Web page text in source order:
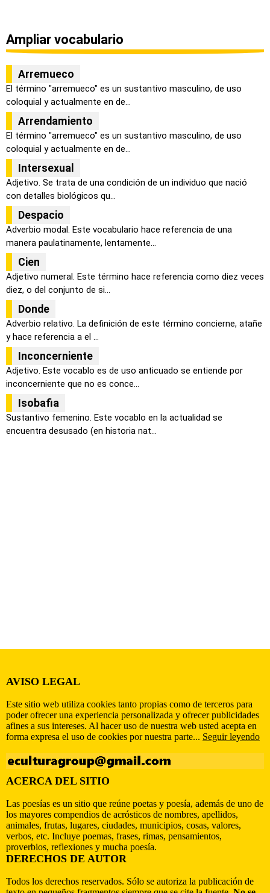
Ampliar vocabulario
Arremueco
El término "arremueco" es un sustantivo masculino, de uso
coloquial y actualmente en de...
Arrendamiento
El término "arremueco" es un sustantivo masculino, de uso
coloquial y actualmente en de...
Intersexual
Adjetivo. Se trata de una condición de un individuo que nació
con detalles biológicos qu...
Despacio
Adverbio modal. Este vocabulario hace referencia de una
manera paulatinamente, lentamente...
Cien
Adjetivo numeral. Este término hace referencia como diez veces
diez, o del conjunto de si...
Donde
Adverbio relativo. La definición de este término concierne, atañe
y hace referencia a el ...
Inconcerniente
Adjetivo. Este vocablo es de uso anticuado se entiende por
inconcerniente que no es conce...
Isobafia
Sustantivo femenino. Este vocablo en la actualidad se
encuentra desusado (en historia nat...
AVISO LEGAL
Este sitio web utiliza cookies tanto propias como de terceros para
poder ofrecer una experiencia personalizada y ofrecer publicidades
afines a sus intereses. Al hacer uso de nuestra web usted acepta en
forma expresa el uso de cookies por nuestra parte... Seguir leyendo
ACERCA DEL SITIO
Las poesías es un sitio que reúne poetas y poesía, además de uno de
los mayores compendios de acrósticos de nombres, apellidos,
animales, frutas, lugares, ciudades, municipios, cosas, valores,
verbos, etc. Incluye poemas, frases, rimas, pensamientos,
proverbios, reflexiones y mucha poesía.
DERECHOS DE AUTOR
Todos los derechos reservados. Sólo se autoriza la publicación de